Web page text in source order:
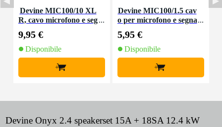
Devine MIC100/10 XL
R, cavo microfono e seg
9,95 €
Disponibile
+
Devine MIC100/1.5 cav
o per microfono e segna
5,95 €
Disponibile
+
Devine Onyx 2.4 speakerset 15A + 18SA 12.4 kW